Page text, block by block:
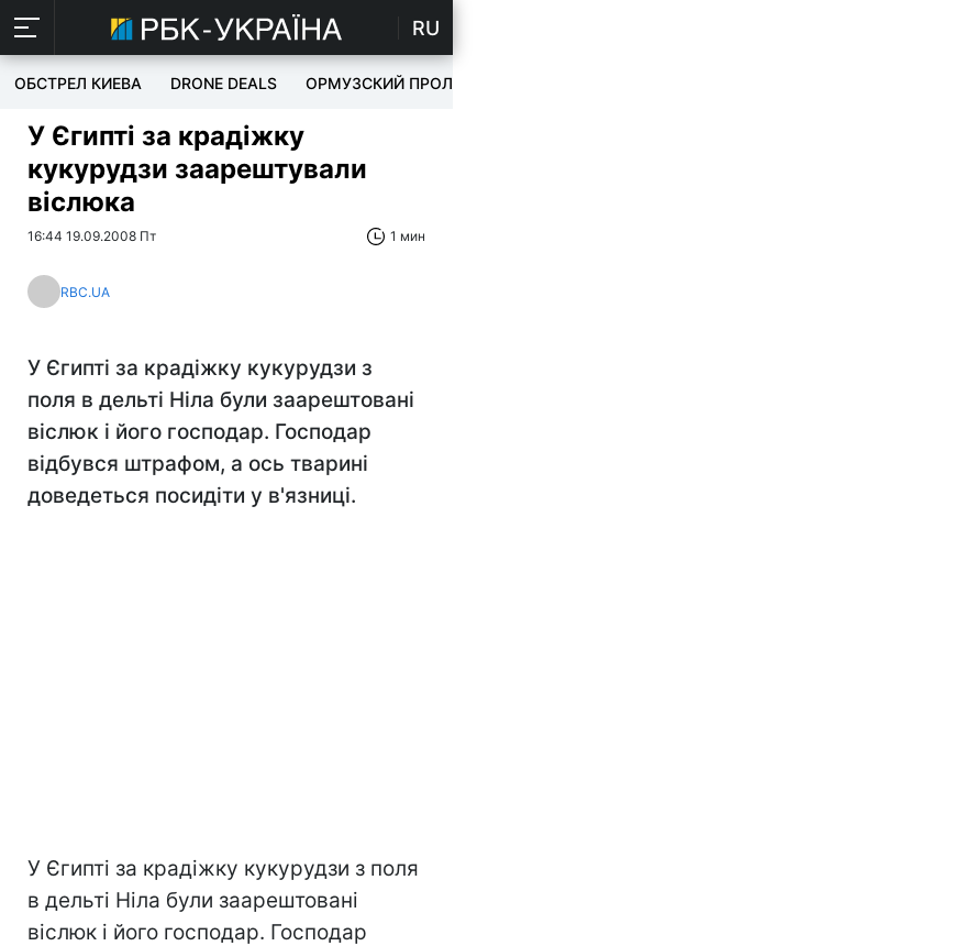
RU
ОБСТРЕЛ КИЕВА DRONE DEALS ОРМУЗСКИЙ ПРОЛИВ
У Єгипті за крадіжку
кукурудзи заарештували
віслюка
16:44 19.09.2008 Пт 1 мин
RBC.UA
У Єгипті за крадіжку кукурудзи з
поля в дельті Ніла були заарештовані
віслюк і його господар. Господар
відбувся штрафом, а ось тварині
доведеться посидіти у в'язниці.
У Єгипті за крадіжку кукурудзи з поля
в дельті Ніла були заарештовані
віслюк і його господар. Господар